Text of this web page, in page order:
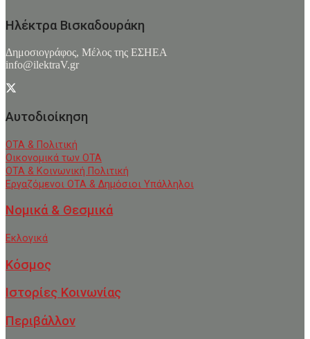
Ηλέκτρα Βισκαδουράκη
Δημοσιογράφος, Μέλος της ΕΣHΕΑ
info@ilektraV.gr
Αυτοδιοίκηση
ΟΤΑ & Πολιτική
Οικονομικά των ΟΤΑ
ΟΤΑ & Κοινωνική Πολιτική
Εργαζόμενοι ΟΤΑ & Δημόσιοι Υπάλληλοι
Νομικά & Θεσμικά
Εκλογικά
Κόσμος
Ιστορίες Κοινωνίας
Περιβάλλον